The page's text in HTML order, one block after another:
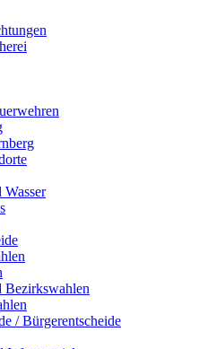
Wasser
Bezirkswahlen
/ Bürgerentscheide